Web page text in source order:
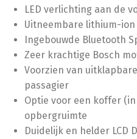
LED verlichting aan de
Uitneembare lithium-ion
Ingebouwde Bluetooth
Zeer krachtige Bosch
Voorzien van
passagier
Optie voor een koffer
opbergruimte
Duidelijk en helder LCD